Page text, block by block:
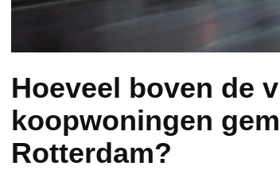
Hoeveel boven de
koopwoningen
Rotterdam?